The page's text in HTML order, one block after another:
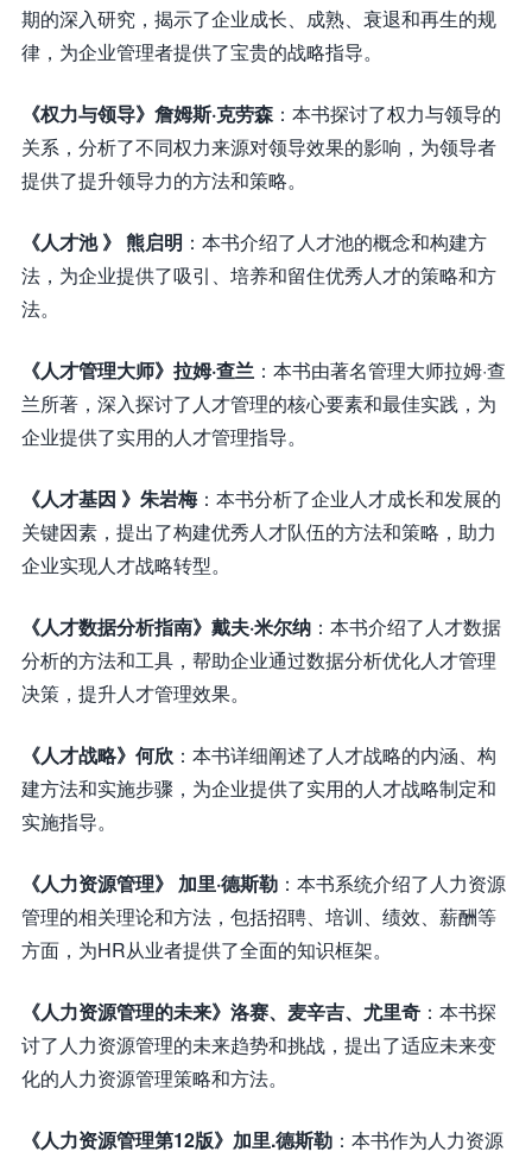
期的深入研究，揭示了企业成长、成熟、衰退和再生的规
律，为企业管理者提供了宝贵的战略指导。
《权力与领导》詹姆斯·克劳森 ：本书探讨了权力与领导的
关系，分析了不同权力来源对领导效果的影响，为领导者
提供了提升领导力的方法和策略。
《人才池 》 熊启明 ：本书介绍了人才池的概念和构建方
法，为企业提供了吸引、培养和留住优秀人才的策略和方
法。
《人才管理大师》拉姆·查兰 ：本书由著名管理大师拉姆·查
兰所著，深入探讨了人才管理的核心要素和最佳实践，为
企业提供了实用的人才管理指导。
《人才基因 》朱岩梅：本书分析了企业人才成长和发展的
关键因素，提出了构建优秀人才队伍的方法和策略，助力
企业实现人才战略转型。
《人才数据分析指南》戴夫·米尔纳 ：本书介绍了人才数据
分析的方法和工具，帮助企业通过数据分析优化人才管理
决策，提升人才管理效果。
《人才战略》何欣 ：本书详细阐述了人才战略的内涵、构
建方法和实施步骤，为企业提供了实用的人才战略制定和
实施指导。
《人力资源管理》 加里·德斯勒 ：本书系统介绍了人力资源
管理的相关理论和方法，包括招聘、培训、绩效、薪酬等
方面，为HR从业者提供了全面的知识框架。
《人力资源管理的未来》洛赛、麦辛吉、尤里奇 ：本书探
讨了人力资源管理的未来趋势和挑战，提出了适应未来变
化的人力资源管理策略和方法。
《人力资源管理第12版》加里.德斯勒 ：本书作为人力资源